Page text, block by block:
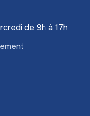
de 9h à 17h